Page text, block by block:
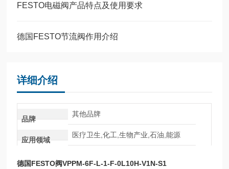
FESTO电磁阀产品特点及使用要求
德国FESTO节流阀作用介绍
详细介绍
品牌
其他品牌
应用领域
医疗卫生,化工,生物产业,石油,能源
德国FESTO阀VPPM-6F-L-1-F-0L10H-V1N-S1